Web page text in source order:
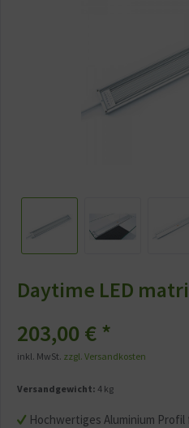
Daytime LED
Hochwertiges Aluminium
203,00 € *
inkl. MwSt. zzgl. Versandkosten
Versandgewicht: 4 kg